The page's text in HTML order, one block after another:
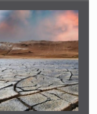
- Bu bölgələr